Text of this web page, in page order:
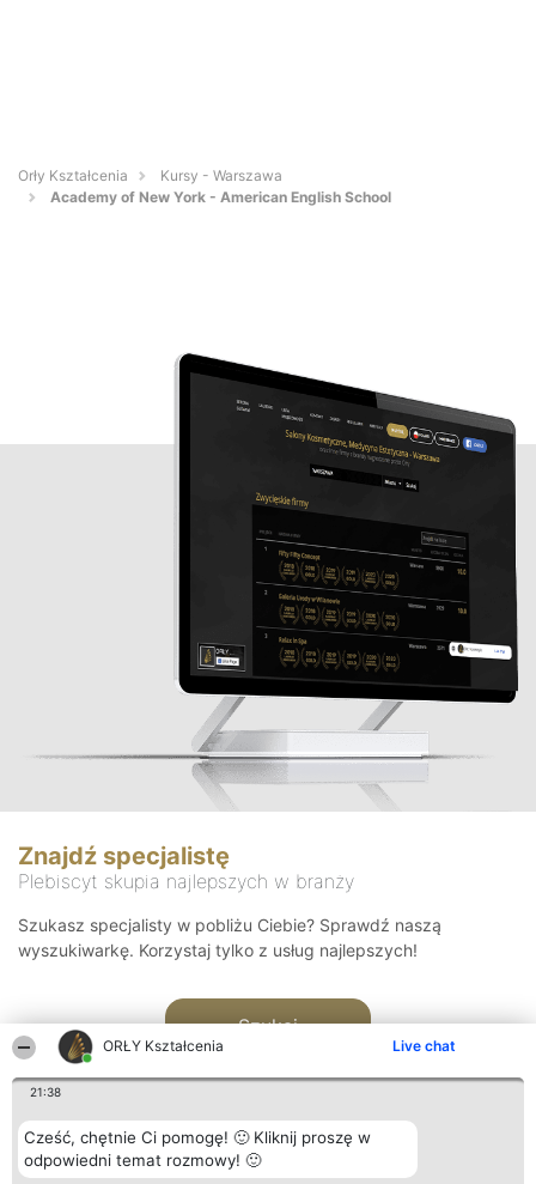
ORŁY Kształcenia Live chat
21:38
Cześć, chętnie Ci pomogę! 🙂 Kliknij proszę w
odpowiedni temat rozmowy! 🙂
Orły Kształcenia
Kursy - Warszawa
Academy of New York - American English School
Znajdź specjalistę
Plebiscyt skupia najlepszych w branży
Szukasz specjalisty w pobliżu Ciebie? Sprawdź naszą
wyszukiwarkę. Korzystaj tylko z usług najlepszych!
Szukaj